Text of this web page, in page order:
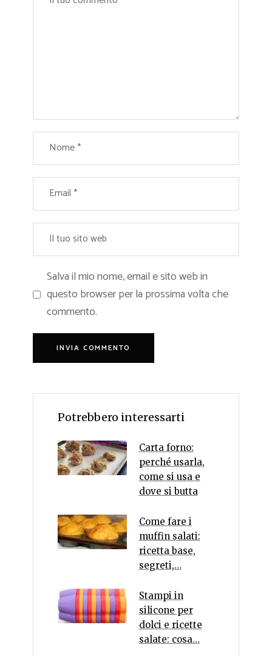
Salva il mio nome, email e sito web in
questo browser per la prossima volta che
commento.
Potrebbero interessarti
Carta forno:
perché usarla,
come si usa e
dove si butta
Come fare i
muffin salati:
ricetta base,
segreti,…
Stampi in
silicone per
dolci e ricette
salate: cosa…